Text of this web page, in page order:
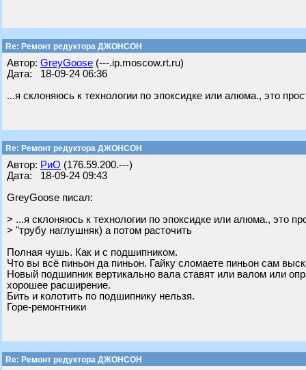
Re: Ремонт редуктора ДЖОНСОН
Автор: GreyGoose (---.ip.moscow.rt.ru)
Дата: 18-09-24 06:36
...я склоняюсь к технологии по эпоксидке или алюма., это
Re: Ремонт редуктора ДЖОНСОН
Автор: РиО (176.59.200.---)
Дата: 18-09-24 09:43
GreyGoose писал:
> ...я склоняюсь к технологии по эпоксидке или алюма., это
> "трубу наглушняк) а потом расточить
Полная чушь. Как и с подшипником.
Что вы всё пиньон да пиньон. Гайку сломаете пиньон сам
Новый подшипник вертикально вала ставят или валом или
хорошее расширение.
Бить и колотить по подшипнику нельзя.
Горе-ремонтники
Re: Ремонт редуктора ДЖОНСОН